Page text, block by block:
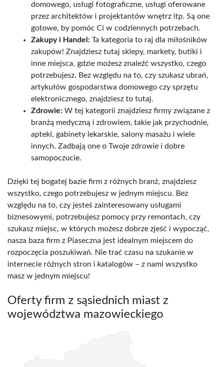
domowego, usługi fotograficzne, usługi oferowane
przez architektów i projektantów wnętrz itp. Są one
gotowe, by pomóc Ci w codziennych potrzebach.
Zakupy i Handel: Ta kategoria to raj dla miłośników
zakupów! Znajdziesz tutaj sklepy, markety, butiki i
inne miejsca, gdzie możesz znaleźć wszystko, czego
potrzebujesz. Bez względu na to, czy szukasz ubrań,
artykułów gospodarstwa domowego czy sprzętu
elektronicznego, znajdziesz to tutaj.
Zdrowie: W tej kategorii znajdziesz firmy związane z
branżą medyczną i zdrowiem, takie jak przychodnie,
apteki, gabinety lekarskie, salony masażu i wiele
innych. Zadbają one o Twoje zdrowie i dobre
samopoczucie.
Dzięki tej bogatej bazie firm z różnych branż, znajdziesz
wszystko, czego potrzebujesz w jednym miejscu. Bez
względu na to, czy jesteś zainteresowany usługami
biznesowymi, potrzebujesz pomocy przy remontach, czy
szukasz miejsc, w których możesz dobrze zjeść i wypocząć,
nasza baza firm z Piaseczna jest idealnym miejscem do
rozpoczęcia poszukiwań. Nie trać czasu na szukanie w
internecie różnych stron i katalogów – z nami wszystko
masz w jednym miejscu!
Oferty firm z sąsiednich miast z
województwa mazowieckiego